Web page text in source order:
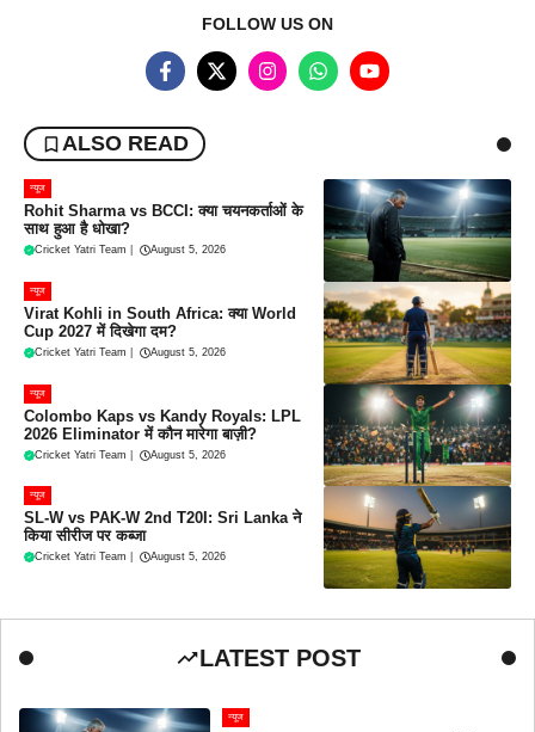
FOLLOW US ON
ALSO READ
न्यूज
Rohit Sharma vs BCCI: क्या चयनकर्ताओं के
साथ हुआ है धोखा?
Cricket Yatri Team August 5, 2026
न्यूज
Virat Kohli in South Africa: क्या World
Cup 2027 में दिखेगा दम?
Cricket Yatri Team August 5, 2026
न्यूज
Colombo Kaps vs Kandy Royals: LPL
2026 Eliminator में कौन मारेगा बाज़ी?
Cricket Yatri Team August 5, 2026
न्यूज
SL-W vs PAK-W 2nd T20I: Sri Lanka ने
किया सीरीज पर कब्जा
Cricket Yatri Team August 5, 2026
LATEST POST
न्यूज